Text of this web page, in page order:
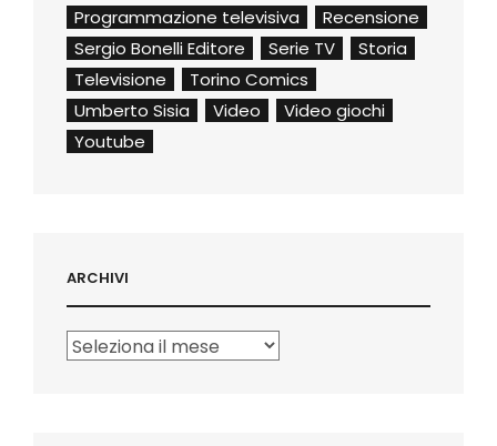
Programmazione televisiva
Recensione
Sergio Bonelli Editore
Serie TV
Storia
Televisione
Torino Comics
Umberto Sisia
Video
Video giochi
Youtube
ARCHIVI
Archivi